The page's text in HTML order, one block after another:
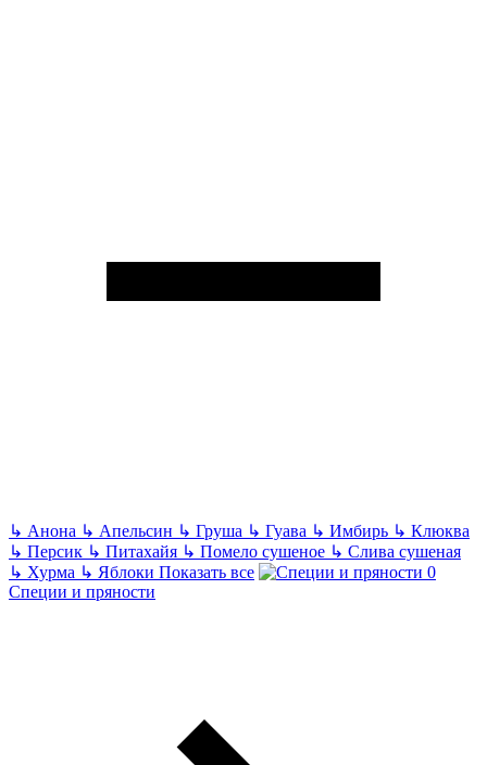
↳ Анона ↳ Апельсин ↳ Груша ↳ Гуава ↳ Имбирь ↳ Клюква
↳ Персик ↳ Питахайя ↳ Помело сушеное ↳ Слива сушеная
↳ Хурма ↳ Яблоки Показать все
Специи и пряности